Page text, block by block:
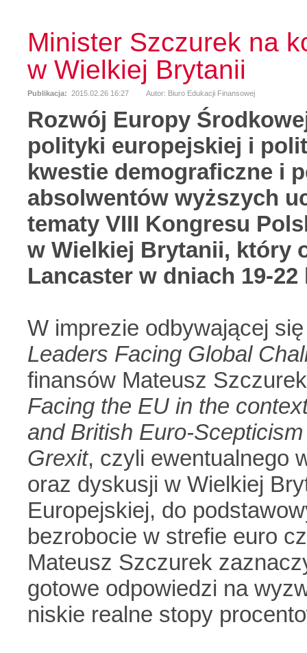
Minister Szczurek na
w Wielkiej Brytanii
Publikacja: 2015.02.26 16:27 Autor: Biuro Edukacji Finansowej
Rozwój Europy
polityki europejskiej i
kwestie demograficzne i
absolwentów wyższych
tematy VIII Kongresu
w Wielkiej Brytanii, który
Lancaster w dniach 19-22
W imprezie odbywającej
Leaders Facing Global
finansów Mateusz
Facing the EU in the
and British Euro-Scepticism
Grexit, czyli ewentualnego
oraz dyskusji w Wielkiej
Europejskiej, do
bezrobocie w strefie euro
Mateusz Szczurek
gotowe odpowiedzi na
niskie realne stopy